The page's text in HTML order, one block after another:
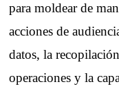
para moldear de
acciones de
datos, la
operaciones y la